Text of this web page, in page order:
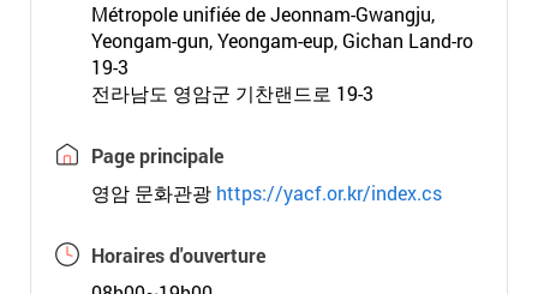
Métropole unifiée de Jeonnam-Gwangju,
Yeongam-gun, Yeongam-eup, Gichan Land-ro
19-3
전라남도 영암군 기찬랜드로 19-3
Page principale
영암 문화관광 https://yacf.or.kr/index.cs
Horaires d'ouverture